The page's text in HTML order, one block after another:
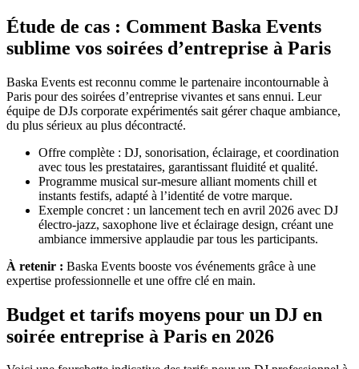
Étude de cas : Comment Baska Events
sublime vos soirées d’entreprise à Paris
Baska Events est reconnu comme le partenaire incontournable à
Paris pour des soirées d’entreprise vivantes et sans ennui. Leur
équipe de DJs corporate expérimentés sait gérer chaque ambiance,
du plus sérieux au plus décontracté.
Offre complète : DJ, sonorisation, éclairage, et coordination
avec tous les prestataires, garantissant fluidité et qualité.
Programme musical sur-mesure alliant moments chill et
instants festifs, adapté à l’identité de votre marque.
Exemple concret : un lancement tech en avril 2026 avec DJ
électro-jazz, saxophone live et éclairage design, créant une
ambiance immersive applaudie par tous les participants.
À retenir : Baska Events booste vos événements grâce à une
expertise professionnelle et une offre clé en main.
Budget et tarifs moyens pour un DJ en
soirée entreprise à Paris en 2026